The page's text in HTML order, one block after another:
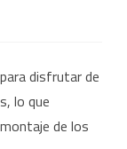
disfrutar de
lo que
de los